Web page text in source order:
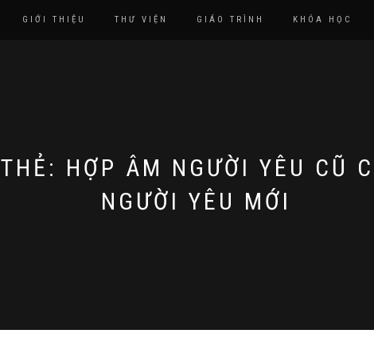
GIỚI THIỆU THƯ VIỆN GIÁO TRÌNH KHÓA HỌC
THẺ: HỢP ÂM NGƯỜI YÊU CŨ
NGƯỜI YÊU MỚI